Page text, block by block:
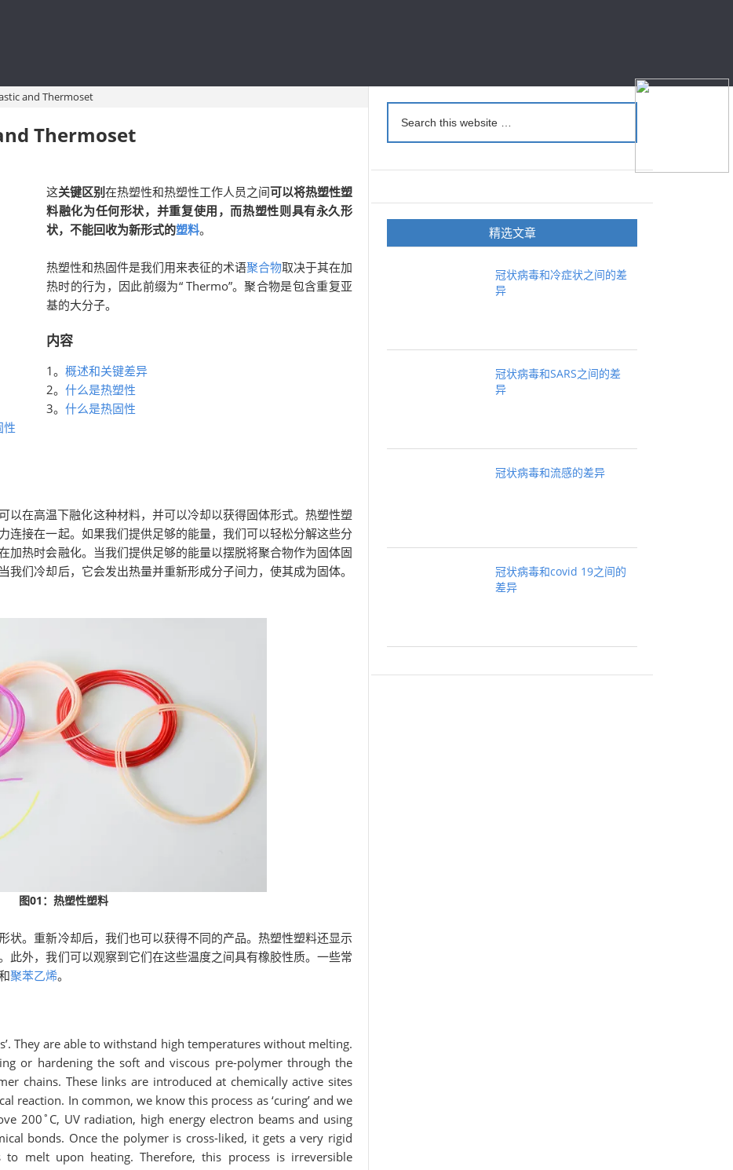
and Thermoset
Thermoset
这关键区别 在热塑性和热塑性工作人员之间可以将热塑性塑
料融化为任何形状，并重复使用，而热塑性则具有永久形
状，不能回收为新形式的塑料。
热塑性和热固件是我们用来表征的术语聚合物取决于其在加
热时的行为，因此前缀为“ Thermo”。聚合物是包含重复亚
基的大分子。
内容
1。 概述和关键差异
2。 什么是热塑性
3。 什么是热固性
性
以在高温下融化这种材料，并可以冷却以获得固体形式。热塑性塑
连接在一起。如果我们提供足够的能量，我们可以轻松分解这些分
加热时会融化。当我们提供足够的能量以摆脱将聚合物作为固体固
们冷却后，它会发出热量并重新形成分子间力，使其成为固体。
图01：热塑性塑料
状。重新冷却后，我们也可以获得不同的产品。热塑性塑料还显示
此外，我们可以观察到它们在这些温度之间具有橡胶性质。一些常
聚苯乙烯。
They are able to withstand high temperatures without melting.
or hardening the soft and viscous pre-polymer through the
chains. These links are introduced at chemically active sites
reaction. In common, we know this process as ‘curing’ and we
200˚C, UV radiation, high energy electron beams and using
bonds. Once the polymer is cross-liked, it gets a very rigid
melt upon heating. Therefore, this process is irreversible
精选文章
冠状病毒和冷症状之间的差
异
冠状病毒和SARS之间的差
异
冠状病毒和流感的差异
冠状病毒和covid 19之间的
差异